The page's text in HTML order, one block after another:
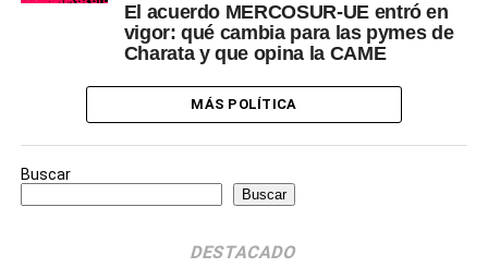
El acuerdo MERCOSUR-UE entró en
vigor: qué cambia para las pymes de
Charata y que opina la CAME
MÁS POLÍTICA
Buscar
Buscar
DESTACADO